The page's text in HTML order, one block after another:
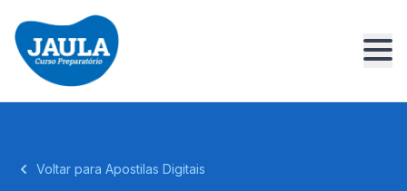
Voltar para Apostilas Digitais